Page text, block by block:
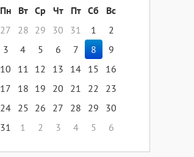
Пн
Вт Ср Чт Пт Сб
Вс
27
28 29 30 31 1
2
3
4 5 6 7 8
9
10
11 12 13 14 15
16
17
18 19 20 21 22
23
24 25 26 27 28 29
30
31
1 2 3 4 5 6